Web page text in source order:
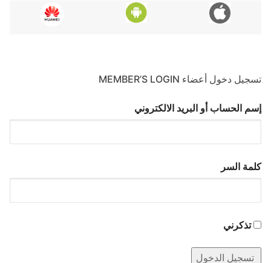
تسجيل دخول أعضاء MEMBER’S LOGIN
إسم الحساب أو البريد الالكتروني
كلمة السر
تذكرني